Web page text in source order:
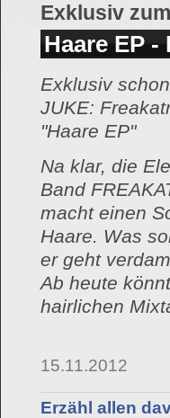
Exklusiv
Haare EP
Exklusiv
JUKE:
"Haare EP"
Na klar, die
Band
macht einen
Haare. Was
er geht
Ab heute
hairlichen
15.11.2012
Erzähl allen